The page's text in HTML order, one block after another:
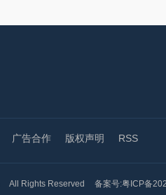
广告合作 版权声明 RSS
All Rights Reserved 备案号:粤ICP备